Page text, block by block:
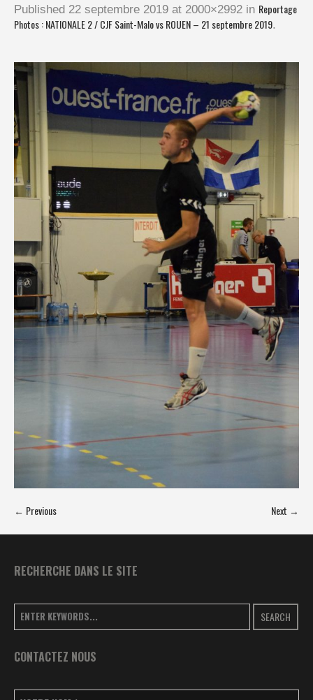
Published 22 septembre 2019 at 2000×2992 in Reportage
Photos : NATIONALE 2 / CJF Saint-Malo vs ROUEN – 21 septembre 2019.
← Previous Next →
RECHERCHE DANS LE SITE
SEARCH
CONTACTEZ NOUS